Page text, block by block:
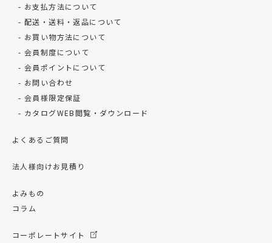
お支払方法について
配送・送料・返品について
お買い物方法について
会員制度について
会員ポイントについて
お問い合わせ
会員様限定保証
カタログWEB閲覧・ダウンロード
よくあるご質問
法人様向けお見積り
よみもの
コラム
コーポレートサイト